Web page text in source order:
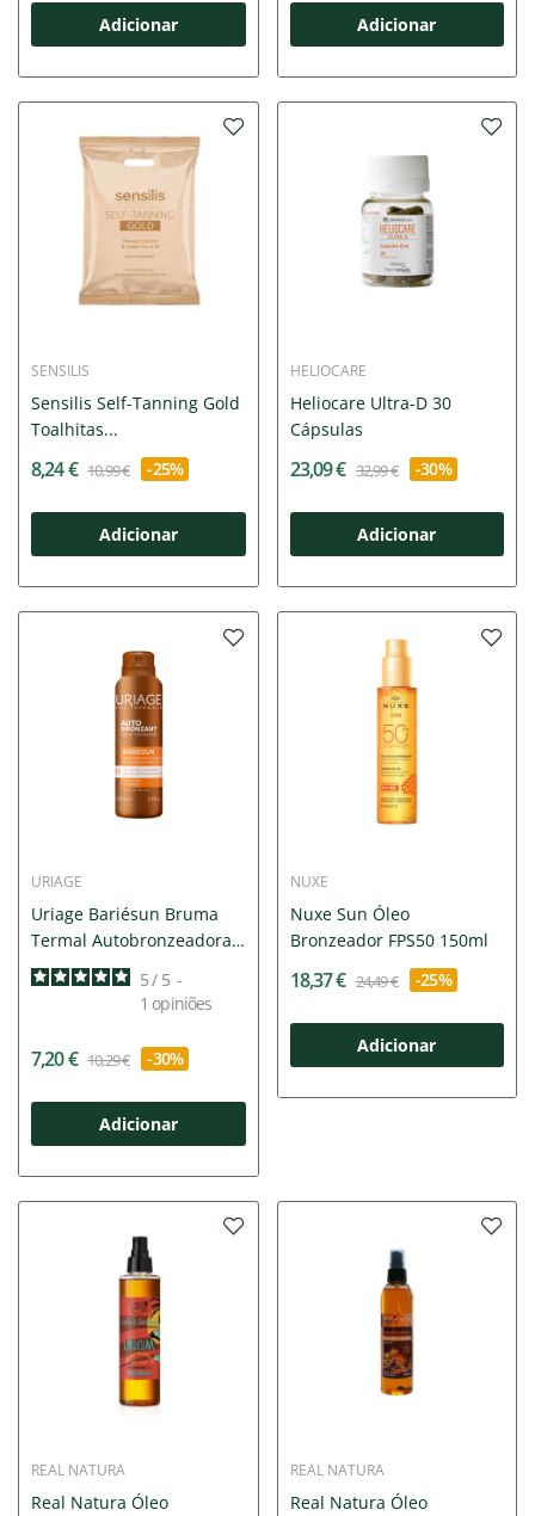
Adicionar Adicionar
SENSILIS
Sensilis Self-Tanning Gold
Toalhitas...
8,24 € 10,99 € -25%
Adicionar
HELIOCARE
Heliocare Ultra-D 30
Cápsulas
23,09 € 32,99 € -30%
Adicionar
URIAGE
Uriage Bariésun Bruma
Termal Autobronzeadora
100ml
5/ 5 -
1 opiniões
7,20 € 10,29 € -30%
Adicionar
NUXE
Nuxe Sun Óleo
Bronzeador FPS50 150ml
18,37 € 24,49 € -25%
Adicionar
REAL NATURA
Real Natura Óleo
REAL NATURA
Real Natura Óleo